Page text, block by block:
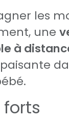
les
une
à
forts